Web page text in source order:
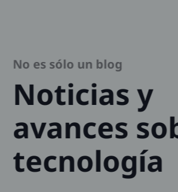
No es sólo un blog
Noticias y
avances
tecnología